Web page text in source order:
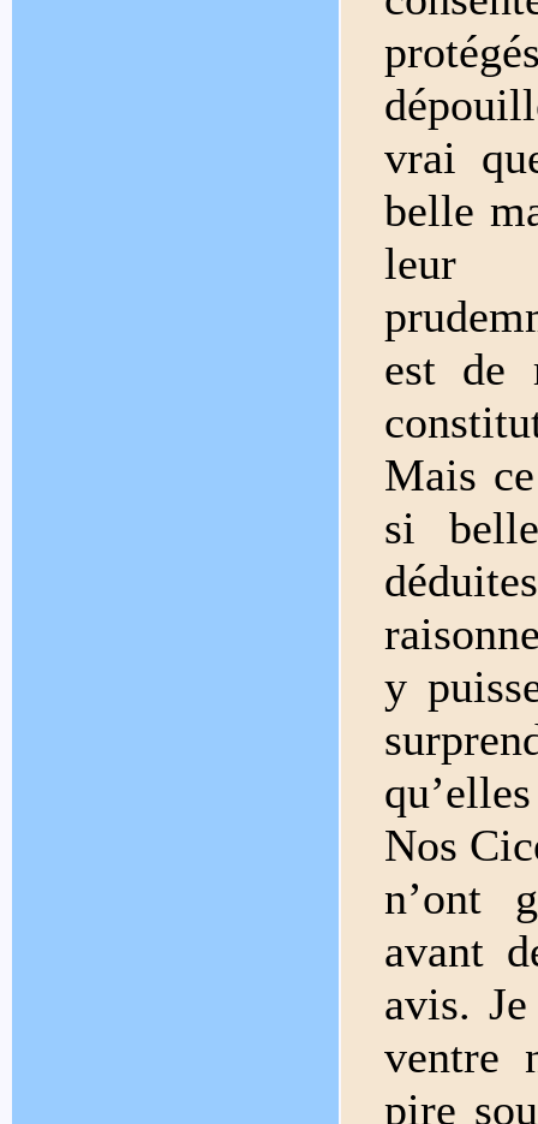
vrai
belle
leur
est de
Mais
si
y
Nos
n’ont
avant
avis.
ventre
pire